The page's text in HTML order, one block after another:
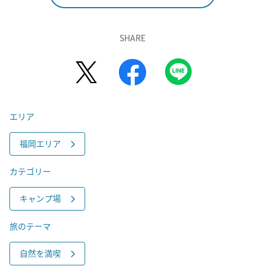
SHARE
エリア
福岡エリア
カテゴリー
キャンプ場
旅のテーマ
自然を満喫